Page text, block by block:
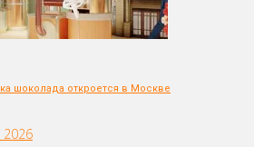
шоколада откроется в Москве
2026